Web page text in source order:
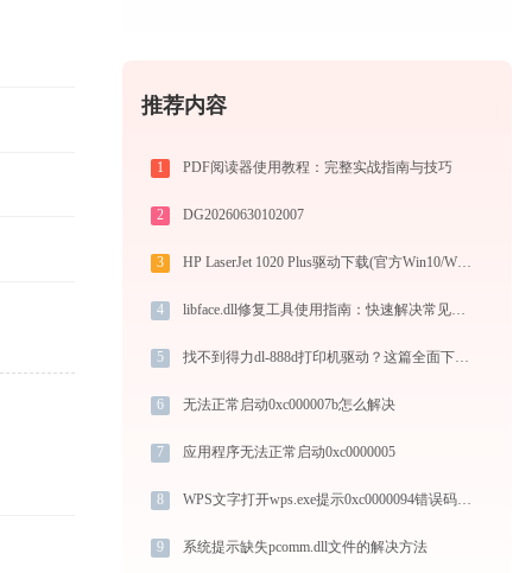
推荐内容
1 PDF阅读器使用教程：完整实战指南与技巧
2 DG20260630102007
3 HP LaserJet 1020 Plus驱动下载(官方Win10/Win11)
4 libface.dll修复工具使用指南：快速解决常见错误
5 找不到得力dl-888d打印机驱动？这篇全面下载安装指南帮到你
6 无法正常启动0xc000007b怎么解决
7 应用程序无法正常启动0xc0000005
8 WPS文字打开wps.exe提示0xc0000094错误码怎么办
9 系统提示缺失pcomm.dll文件的解决方法